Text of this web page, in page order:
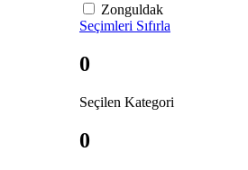
Zonguldak
Seçimleri Sıfırla
0
Seçilen Kategori
0